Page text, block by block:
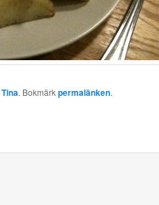
Tina. Bokmärkpermalänken.